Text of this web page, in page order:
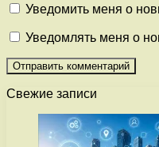
Уведомить меня о
Уведомлять меня о
Свежие записи